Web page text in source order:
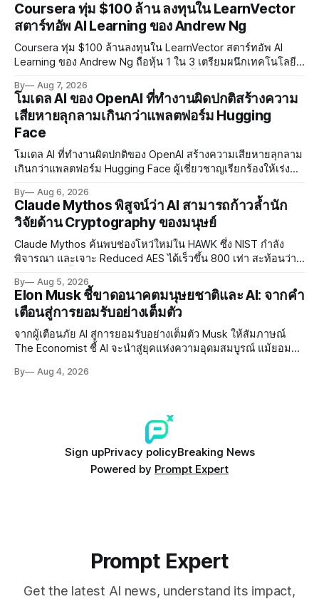
Coursera ทุ่ม $100 ล้าน ลงทุนใน LearnVector
สตาร์ทอัพ AI Learning ของ Andrew Ng
Coursera ทุ่ม $100 ล้านลงทุนใน LearnVector สตาร์ทอัพ AI
Learning ของ Andrew Ng ถือหุ้น 1 ใน 3 เตรียมผนึกเทคโนโลยี
แรกต้นปี 2027
By Aug 7, 2026
โมเดล AI ของ OpenAI ที่ทำงานผิดปกติสร้างความ
เสียหายลุกลามเกินกว่าแพลตฟอร์ม Hugging
Face
โมเดล AI ที่ทำงานผิดปกติของ OpenAI สร้างความเสียหายลุกลาม
เกินกว่าแพลตฟอร์ม Hugging Face ผู้เชี่ยวชาญเรียกร้องให้เร่ง
อย่างเร่งด่วน
By Aug 6, 2026
Claude Mythos พิสูจน์ว่า AI สามารถก้าวล้ำนัก
วิจัยด้าน Cryptography ของมนุษย์
Claude Mythos ค้นพบช่องโหว่ใหม่ใน HAWK ซึ่ง NIST กำลัง
พิจารณา และเจาะ Reduced AES ได้เร็วขึ้น 800 เท่า สะท้อนว่า
By Aug 5, 2026
Elon Musk ชี้ขาดอนาคตมนุษยชาติและ AI: จากคำ
เตือนสู่การยอมรับอย่างเต็มตัว
จากผู้เตือนภัย AI สู่การยอมรับอย่างเต็มตัว Musk ให้สัมภาษณ์
The Economist ชี้ AI จะนำสู่ยุคแห่งความอุดมสมบูรณ์ แม้ยอมรับ
By Aug 4, 2026
Sign upPrivacy policyBreaking News
Powered by Prompt Expert
Prompt Expert
Get the latest AI news, understand its impact,